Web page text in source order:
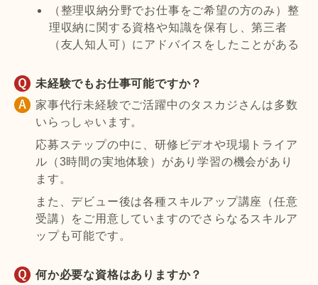
（整理収納分野でお仕事をご希望の方のみ）整
理収納に関する資格や知識を保有し、第三者
（友人知人可）にアドバイスをしたことがある
未経験でもお仕事可能ですか？
家事代行未経験でご活躍中のタスカジさんは多数
いらっしゃいます。
応募ステップの中に、研修ビデオや現場トライア
ル（3時間の実地体験）があり学習の機会があり
ます。
また、デビュー後は各種スキルアップ講座（任意
受講）をご用意していますのでさらなるスキルア
ップも可能です。
何か必要な資格はありますか？